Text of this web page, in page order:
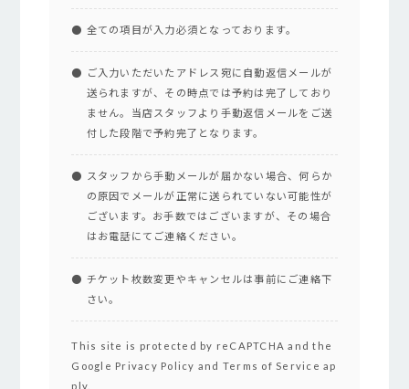
全ての項目が入力必須となっております。
ご入力いただいたアドレス宛に自動返信メールが
送られますが、その時点では予約は完了しており
ません。当店スタッフより手動返信メールをご送
付した段階で予約完了となります。
スタッフから手動メールが届かない場合、何らか
の原因でメールが正常に送られていない可能性が
ございます。お手数ではございますが、その場合
はお電話にてご連絡ください。
チケット枚数変更やキャンセルは事前にご連絡下
さい。
This site is protected by reCAPTCHA and the
Google Privacy Policy and Terms of Service ap
ply.